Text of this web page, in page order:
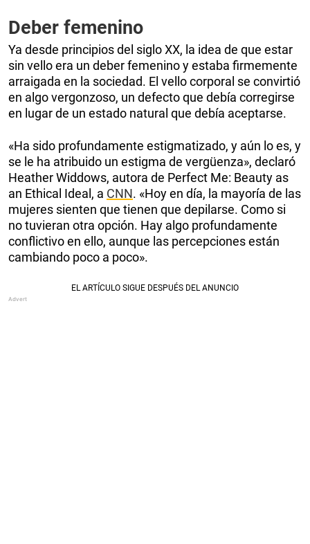
Deber femenino
Ya desde principios del siglo XX, la idea de que estar
sin vello era un deber femenino y estaba firmemente
arraigada en la sociedad. El vello corporal se convirtió
en algo vergonzoso, un defecto que debía corregirse
en lugar de un estado natural que debía aceptarse.
«Ha sido profundamente estigmatizado, y aún lo es, y
se le ha atribuido un estigma de vergüenza», declaró
Heather Widdows, autora de Perfect Me: Beauty as
an Ethical Ideal, a CNN. «Hoy en día, la mayoría de las
mujeres sienten que tienen que depilarse. Como si
no tuvieran otra opción. Hay algo profundamente
conflictivo en ello, aunque las percepciones están
cambiando poco a poco».